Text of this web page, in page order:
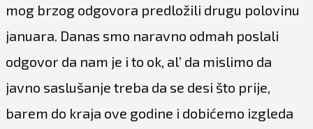
mog brzog odgovora predložili drugu polovinu
januara. Danas smo naravno odmah poslali
odgovor da nam je i to ok, al’ da mislimo da
javno saslušanje treba da se desi što prije,
barem do kraja ove godine i dobićemo izgleda